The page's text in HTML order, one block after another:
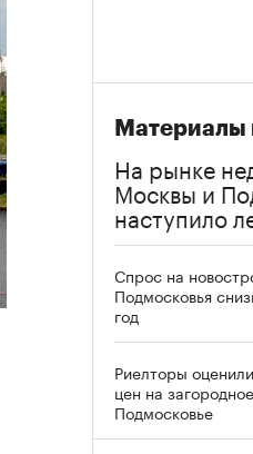
Материалы
На рынке
Москвы и
наступило
Спрос на
Подмосковья
год
Риелторы
цен на
Подмосковье